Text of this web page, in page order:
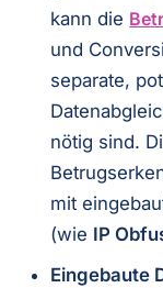
kann die
und
separate,
nötig sind.
mit
(wie IP
Eingebaute